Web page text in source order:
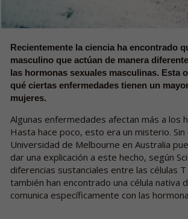
Recientemente la ciencia ha encontrado
masculino que actúan de manera
las hormonas sexuales masculinas. Esta
qué ciertas enfermedades tienen un
mujeres.
Algunas enfermedades afectan más a los
Hasta hace poco, esto era un misterio.
Universidad de Melbourne en Australia
dar una explicación a este hecho, según
diferencias sustanciales entre las células
también han encontrado una célula nativa
comunica específicamente con las